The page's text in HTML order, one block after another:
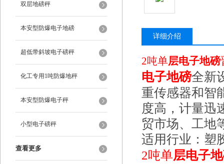
双层地磅秤
本安型防爆电子地磅
超低带斜坡电子磅秤
化工专用1吨防爆地秤
本安型防爆电子秤
小型电子磅秤
查看更多
详细介绍
2吨单层电子地磅
电子地磅全新
重传感器和智
度高，计量迅
贸市场、工地
适用行业：塑
2吨单层电子